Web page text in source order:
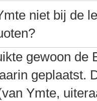
niet bij de
gewoon de
geplaatst.
Ymte,